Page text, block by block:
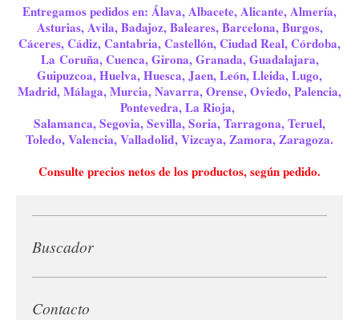
Entregamos pedidos en: Álava, Albacete, Alicante, Almería,
Asturias, Avila, Badajoz, Baleares, Barcelona, Burgos,
Cáceres, Cádiz, Cantabria, Castellón, Ciudad Real, Córdoba,
La Coruña, Cuenca, Girona, Granada, Guadalajara,
Guipuzcoa, Huelva, Huesca, Jaen, León, Lleida, Lugo,
Madrid, Málaga, Murcia, Navarra, Orense, Oviedo, Palencia,
Pontevedra, La Rioja,
Salamanca, Segovia, Sevilla, Soria, Tarragona, Teruel,
Toledo, Valencia, Valladolid, Vizcaya, Zamora, Zaragoza.
Consulte precios netos de los productos, según pedido.
Buscador
Contacto